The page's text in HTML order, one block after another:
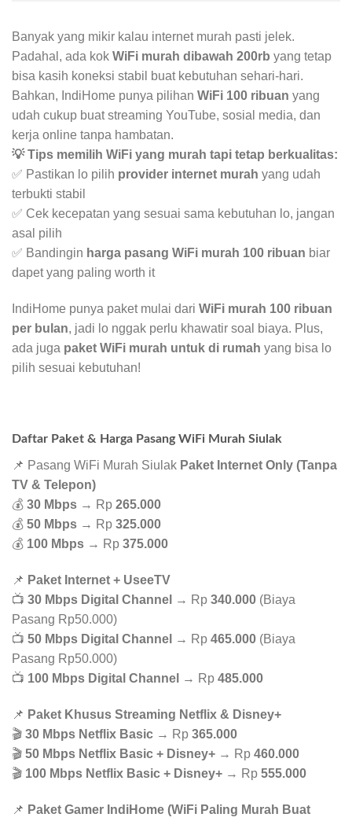
Banyak yang mikir kalau internet murah pasti jelek.
Padahal, ada kok WiFi murah dibawah 200rb yang tetap
bisa kasih koneksi stabil buat kebutuhan sehari-hari.
Bahkan, IndiHome punya pilihan WiFi 100 ribuan yang
udah cukup buat streaming YouTube, sosial media, dan
kerja online tanpa hambatan.
💡 Tips memilih WiFi yang murah tapi tetap berkualitas:
✅ Pastikan lo pilih provider internet murah yang udah
terbukti stabil
✅ Cek kecepatan yang sesuai sama kebutuhan lo, jangan
asal pilih
✅ Bandingin harga pasang WiFi murah 100 ribuan biar
dapet yang paling worth it
IndiHome punya paket mulai dari WiFi murah 100 ribuan
per bulan, jadi lo nggak perlu khawatir soal biaya. Plus,
ada juga paket WiFi murah untuk di rumah yang bisa lo
pilih sesuai kebutuhan!
Daftar Paket & Harga Pasang WiFi Murah Siulak
📌 Pasang WiFi Murah Siulak Paket Internet Only (Tanpa
TV & Telepon)
💰 30 Mbps → Rp 265.000
💰 50 Mbps → Rp 325.000
💰 100 Mbps → Rp 375.000
📌 Paket Internet + UseeTV
📺 30 Mbps Digital Channel → Rp 340.000 (Biaya
Pasang Rp50.000)
📺 50 Mbps Digital Channel → Rp 465.000 (Biaya
Pasang Rp50.000)
📺 100 Mbps Digital Channel → Rp 485.000
📌 Paket Khusus Streaming Netflix & Disney+
🎬 30 Mbps Netflix Basic → Rp 365.000
🎬 50 Mbps Netflix Basic + Disney+ → Rp 460.000
🎬 100 Mbps Netflix Basic + Disney+ → Rp 555.000
📌 Paket Gamer IndiHome (WiFi Paling Murah Buat